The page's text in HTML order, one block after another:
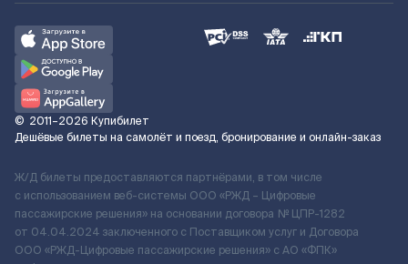
© 2011–2026 Купибилет
Дешёвые билеты на самолёт и поезд, бронирование и онлайн-заказ
Ж/Д билеты предоставляются партнёрами, в том числе
с использованием веб-системы ООО «РЖД – Цифровые
пассажирские решения» на основании договора № ЦПР-1282
от 04.04.2024 заключенного с Поставщиком услуг и Договора
ООО «РЖД-Цифровые пассажирские решения» c АО «ФПК»